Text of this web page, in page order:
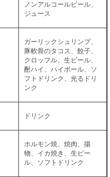
ノンアルコールビール、
ジュース
ガーリックシュリンプ、
豚軟骨のタコス、餃子、
クロッフル、生ビール、
酎ハイ、ハイボール、ソ
フトドリンク、光るドリ
ンク
ドリンク
ホルモン焼、焼肉、揚
物、イカ焼き、生ビー
ル、ソフトドリンク